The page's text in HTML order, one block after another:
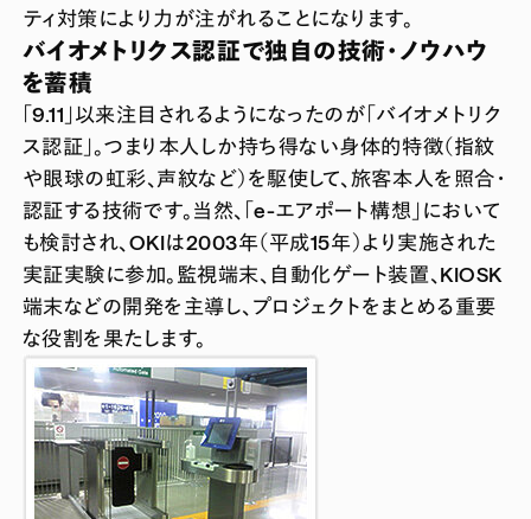
ティ対策により力が注がれることになります。
バイオメトリクス認証で独自の技術・ノウハウ
を蓄積
「9.11」以来注目されるようになったのが「バイオメトリク
ス認証」。つまり本人しか持ち得ない身体的特徴（指紋
や眼球の虹彩、声紋など）を駆使して、旅客本人を照合・
認証する技術です。当然、「e-エアポート構想」において
も検討され、OKIは2003年（平成15年）より実施された
実証実験に参加。監視端末、自動化ゲート装置、KIOSK
端末などの開発を主導し、プロジェクトをまとめる重要
な役割を果たします。